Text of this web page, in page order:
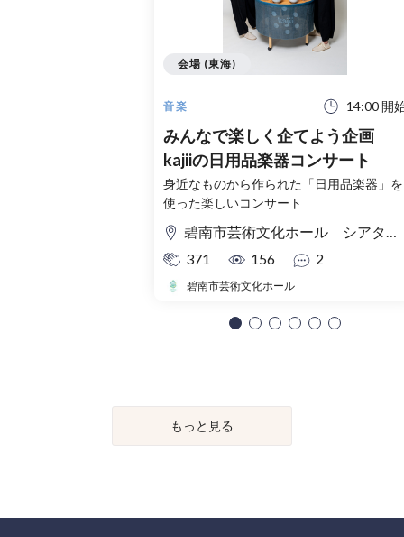
音楽 14:00 開
みんなで楽しく企てよう企画
kajiiの日用品楽器コンサート
身近なものから作られた「日用品楽器」を
使った楽しいコンサート
碧南市芸術文化ホール シアターサウス
371
156 2
碧南市芸術文化ホール
会場 (東海)
もっと見る